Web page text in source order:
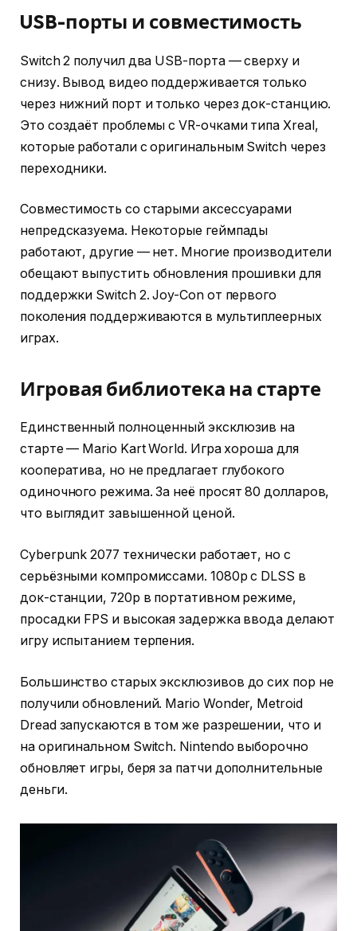
USB-порты и совместимость
Switch 2 получил два USB-порта — сверху и
снизу. Вывод видео поддерживается только
через нижний порт и только через док-станцию.
Это создаёт проблемы с VR-очками типа Xreal,
которые работали с оригинальным Switch через
переходники.
Совместимость со старыми аксессуарами
непредсказуема. Некоторые геймпады
работают, другие — нет. Многие производители
обещают выпустить обновления прошивки для
поддержки Switch 2. Joy-Con от первого
поколения поддерживаются в мультиплеерных
играх.
Игровая библиотека на старте
Единственный полноценный эксклюзив на
старте — Mario Kart World. Игра хороша для
кооператива, но не предлагает глубокого
одиночного режима. За неё просят 80 долларов,
что выглядит завышенной ценой.
Cyberpunk 2077 технически работает, но с
серьёзными компромиссами. 1080p с DLSS в
док-станции, 720p в портативном режиме,
просадки FPS и высокая задержка ввода делают
игру испытанием терпения.
Большинство старых эксклюзивов до сих пор не
получили обновлений. Mario Wonder, Metroid
Dread запускаются в том же разрешении, что и
на оригинальном Switch. Nintendo выборочно
обновляет игры, беря за патчи дополнительные
деньги.